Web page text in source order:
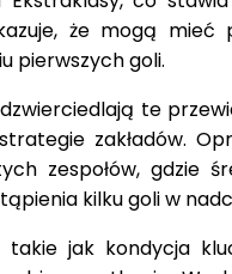
że mogą mieć
pierwszych goli.
te
zakładów.
zespołów, gdzie
kilku goli w
takie jak kondycja